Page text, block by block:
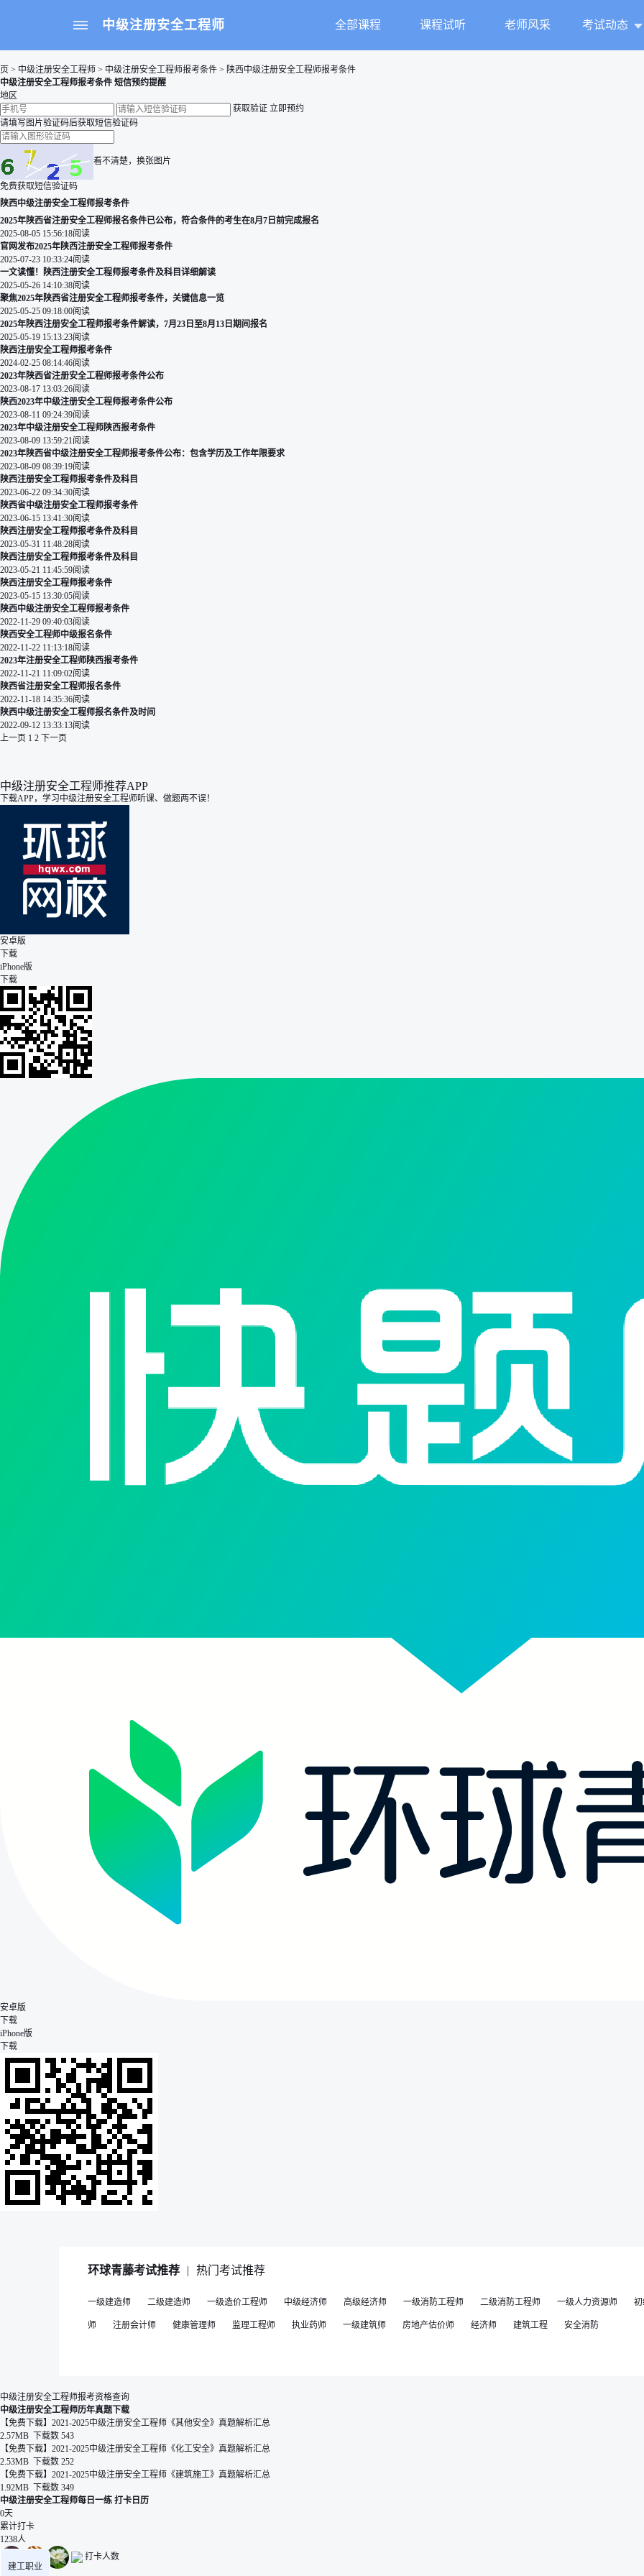
中级注册安全工程师 全部课程 课程试听 老师风采 考试动态
页 > 中级注册安全工程师 > 中级注册安全工程师报考条件 > 陕西中级注册安全工程师报考条件
中级注册安全工程师报考条件 短信预约提醒
地区
获取验证 立即预约
请填写图片验证码后获取短信验证码
看不清楚，换张图片
免费获取短信验证码
陕西中级注册安全工程师报考条件
2025年陕西省注册安全工程师报名条件已公布，符合条件的考生在8月7日前完成报名
2025-08-05 15:56:18阅读
官网发布2025年陕西注册安全工程师报考条件
2025-07-23 10:33:24阅读
一文读懂！陕西注册安全工程师报考条件及科目详细解读
2025-05-26 14:10:38阅读
聚焦2025年陕西省注册安全工程师报考条件，关键信息一览
2025-05-25 09:18:00阅读
2025年陕西注册安全工程师报考条件解读，7月23日至8月13日期间报名
2025-05-19 15:13:23阅读
陕西注册安全工程师报考条件
2024-02-25 08:14:46阅读
2023年陕西省注册安全工程师报考条件公布
2023-08-17 13:03:26阅读
陕西2023年中级注册安全工程师报考条件公布
2023-08-11 09:24:39阅读
2023年中级注册安全工程师陕西报考条件
2023-08-09 13:59:21 阅读
2023年陕西省中级注册安全工程师报考条件公布：包含学历及工作年限要求
2023-08-09 08:39:19阅读
陕西注册安全工程师报考条件及科目
2023-06-22 09:34:30阅读
陕西省中级注册安全工程师报考条件
2023-06-15 13:41:30阅读
陕西注册安全工程师报考条件及科目
2023-05-31 11:48:28阅读
陕西注册安全工程师报考条件及科目
2023-05-21 11:45:59阅读
陕西注册安全工程师报考条件
2023-05-15 13:30:05阅读
陕西中级注册安全工程师报考条件
2022-11-29 09:40:03阅读
陕西安全工程师中级报名条件
2022-11-22 11:13:18阅读
2023年注册安全工程师陕西报考条件
2022-11-21 11:09:02阅读
陕西省注册安全工程师报名条件
2022-11-18 14:35:36阅读
陕西中级注册安全工程师报名条件及时间
2022-09-12 13:33:13阅读
上一页 1 2 下一页
中级注册安全工程师推荐APP
下载APP，学习中级注册安全工程师听课、做题两不误！
安卓版
下载
iPhone版
下载
安卓版
下载
iPhone版
下载
环球青藤考试推荐 | 热门考试推荐
一级建造师 二级建造师 一级造价工程师 中级经济师 高级经济师 一级消防工程师 二级消防工程师 一级人力资源师
师 注册会计师 健康管理师 监理工程师 执业药师 一级建筑师 房地产估价师 经济师 建筑工程 安全消防
中级注册安全工程师报考资格查询
中级注册安全工程师历年真题下载
【免费下载】2021-2025中级注册安全工程师《其他安全》真题解析汇总
2.57MB 下载数 543
【免费下载】2021-2025中级注册安全工程师《化工安全》真题解析汇总
2.53MB 下载数 252
【免费下载】2021-2025中级注册安全工程师《建筑施工》真题解析汇总
1.92MB 下载数 349
中级注册安全工程师每日一练 打卡日历
0天
累计打卡
1238人
打卡人数
建工职业